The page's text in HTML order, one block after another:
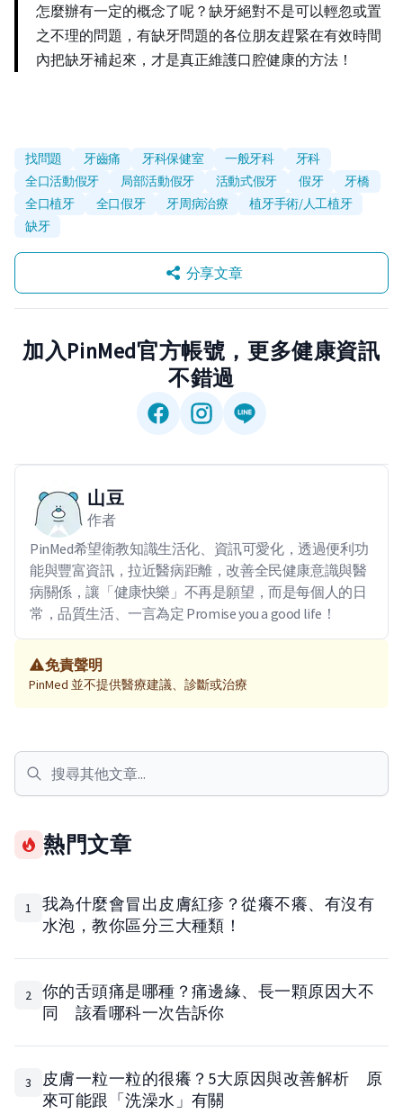
怎麼辦有一定的概念了呢？缺牙絕對不是可以輕忽或置
之不理的問題，有缺牙問題的各位朋友趕緊在有效時間
內把缺牙補起來，才是真正維護口腔健康的方法！
找問題 牙齒痛 牙科保健室 一般牙科
牙科
全口活動假牙
局部活動假牙 活動式假牙 假牙
牙橋
全口植牙
全口假牙 牙周病治療
植牙手術/人工植牙
缺牙
分享文章
加入PinMed官方帳號，更多健康資訊
不錯過
山豆
作者
PinMed希望衛教知識生活化、資訊可愛化，透過便利功
能與豐富資訊，拉近醫病距離，改善全民健康意識與醫
病關係，讓「健康快樂」不再是願望，而是每個人的日
常，品質生活、一言為定 Promise you a good life！
免責聲明
PinMed 並不提供醫療建議、診斷或治療
熱門文章
1
我為什麼會冒出皮膚紅疹？從癢不癢、有沒有
水泡，教你區分三大種類！
2
你的舌頭痛是哪種？痛邊緣、長一顆原因大不
同 該看哪科一次告訴你
3
皮膚一粒一粒的很癢？5大原因與改善解析 原
來可能跟「洗澡水」有關